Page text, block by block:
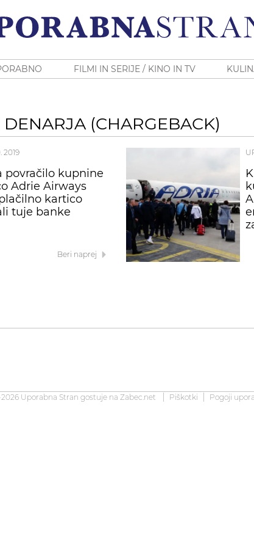
FILMI IN SERIJE / KINO IN TV
(CHARGEBACK)
2019
povračilo kupnine
Adrie Airways
kartico
tuje banke
Beri naprej
Uporabna Stran gostuje na Zabec.net Piškotki Pogoji